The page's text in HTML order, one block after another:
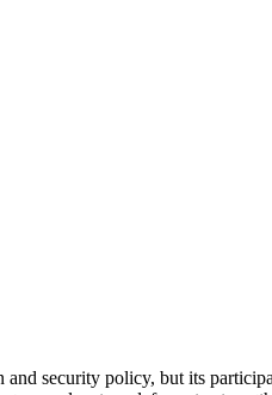
security policy, but its